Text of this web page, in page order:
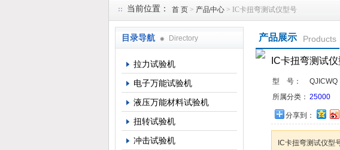
当前位置： 首 页 > 产品中心 > IC卡扭弯测试仪型号
目录导航 Directory
拉力试验机
电子万能试验机
液压万能材料试验机
扭转试验机
冲击试验机
产品展示 Products
IC卡扭弯测试
型 号：
QJICWQ
所属分类： 25000
分享到：
IC卡扭弯测试仪型